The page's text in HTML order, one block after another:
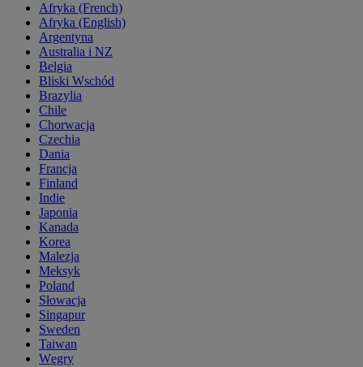
Afryka (French)
Afryka (English)
Argentyna
Australia i NZ
Belgia
Bliski Wschód
Brazylia
Chile
Chorwacja
Czechia
Dania
Francja
Finland
Indie
Japonia
Kanada
Korea
Malezja
Meksyk
Poland
Słowacja
Singapur
Sweden
Taiwan
Węgry